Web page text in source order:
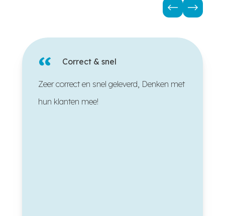
“ Correct & snel
Zeer correct en snel geleverd, Denken met
hun klanten mee!